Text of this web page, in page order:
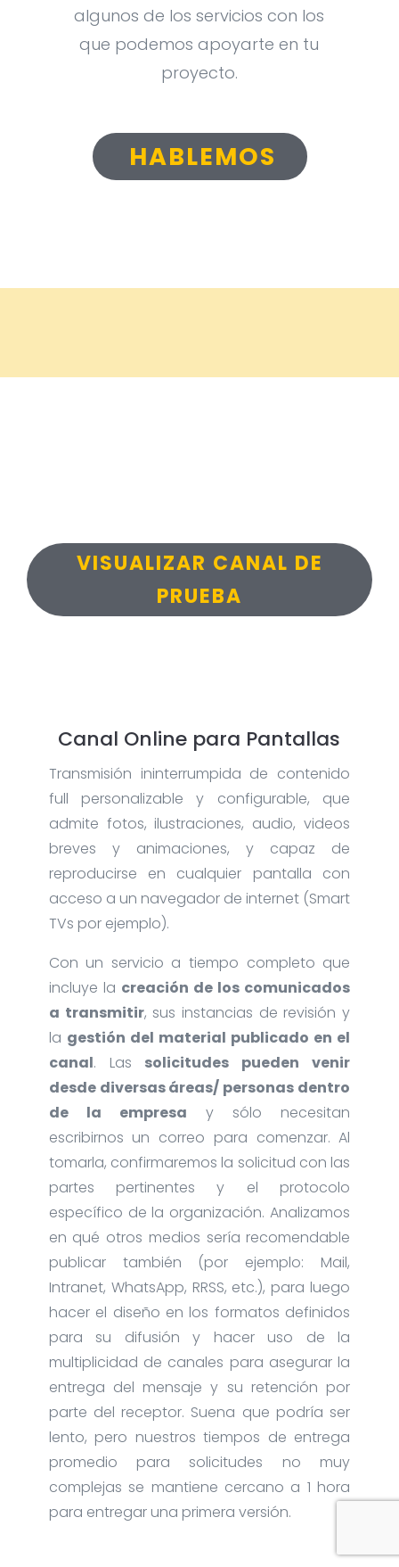
algunos de los servicios con los
que podemos apoyarte en tu
proyecto.
HABLEMOS
VISUALIZAR CANAL DE
PRUEBA
Canal Online para Pantallas
Transmisión ininterrumpida de contenido
full personalizable y configurable, que
admite fotos, ilustraciones, audio, videos
breves y animaciones, y capaz de
reproducirse en cualquier pantalla con
acceso a un navegador de internet (Smart
TVs por ejemplo).
Con un servicio a tiempo completo que
incluye la creación de los comunicados
a transmitir, sus instancias de revisión y
la gestión del material publicado en el
canal. Las solicitudes pueden venir
desde diversas áreas/ personas dentro
de la empresa y sólo necesitan
escribirnos un correo para comenzar. Al
tomarla, confirmaremos la solicitud con las
partes pertinentes y el protocolo
específico de la organización. Analizamos
en qué otros medios sería recomendable
publicar también (por ejemplo: Mail,
Intranet, WhatsApp, RRSS, etc.), para luego
hacer el diseño en los formatos definidos
para su difusión y hacer uso de la
multiplicidad de canales para asegurar la
entrega del mensaje y su retención por
parte del receptor. Suena que podría ser
lento, pero nuestros tiempos de entrega
promedio para solicitudes no muy
complejas se mantiene cercano a 1 hora
para entregar una primera versión.